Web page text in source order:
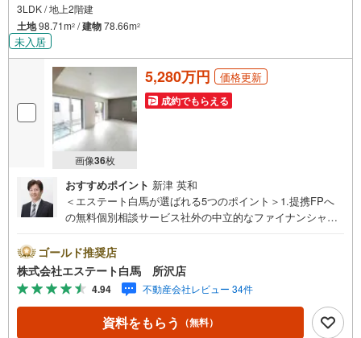
3LDK / 地上2階建
土地98.71m2 /建物78.66m2
未入居
画像36枚
5,280万円 価格更新
成約でもらえる
おすすめポイント 新津 英和
＜エステート白馬が選ばれる5つのポイント＞1.提携FPへ
の無料個別相談サービス社外の中立的なファイナンシャル
や学費等も含めてシミュレーションをご提案できます2.物
件情報が豊富所沢市を中心にたくさんの情報をご用意して
おります。インターネット広告前の物件も多数取り揃えて
おります。お客様のご希望エリアをお申し付けください。
3.自社グループでリフォーム、新築請負所沢店の3階はリフ
ォーム、注文建築部門の相談スペースです。一級建築士を
ゴールド推奨店
株式会社エステート白馬 所沢店
4.94 不動産会社レビュー 34件
資料をもらう （無料）